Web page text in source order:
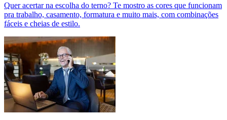
Quer acertar na escolha do terno? Te mostro as cores que funcionam
pra trabalho, casamento, formatura e muito mais, com combinações
fáceis e cheias de estilo.